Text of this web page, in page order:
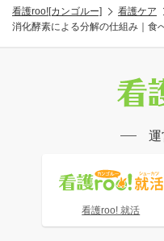
看護roo![カンゴルー] 看護ケア
消化酵素による分解の仕組み｜食
運
看護roo! 就活